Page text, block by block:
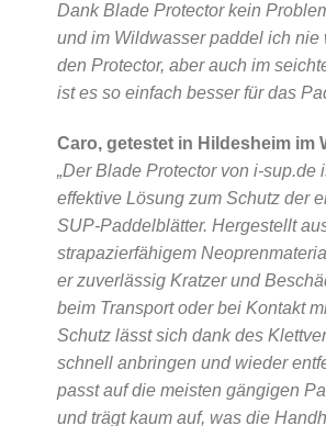
Dank Blade Protector kein
und im Wildwasser paddel ich nie
den Protector, aber auch im
ist es so einfach besser für das
Caro, getestet in Hildesheim im
„Der Blade Protector von i-sup.de
effektive Lösung zum Schutz der
SUP-Paddelblätter. Hergestellt
strapazierfähigem
er zuverlässig Kratzer und
beim Transport oder bei Kontakt
Schutz lässt sich dank des
schnell anbringen und wieder
passt auf die meisten gängigen
und trägt kaum auf, was die